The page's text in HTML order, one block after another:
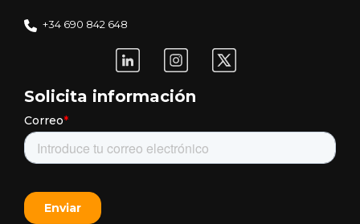
+34 690 842 648
Solicita información